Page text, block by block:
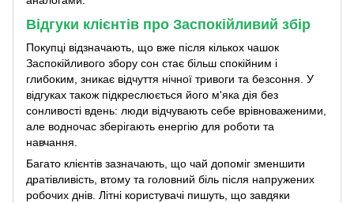
Відгуки клієнтів про Заспокійливий збір
Покупці відзначають, що вже після кількох чашок
Заспокійливого збору сон стає більш спокійним і
глибоким, зникає відчуття нічної тривоги та безсоння. У
відгуках також підкреслюється його м'яка дія без
сонливості вдень: люди відчувають себе врівноваженими,
але водночас зберігають енергію для роботи та
навчання.
Багато клієнтів зазначають, що чай допоміг зменшити
дратівливість, втому та головний біль після напружених
робочих днів. Літні користувачі пишуть, що завдяки